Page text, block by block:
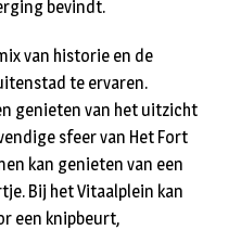
bevindt.
van historie en de
te ervaren.
genieten van het uitzicht
sfeer van Het Fort
kan genieten van een
Bij het Vitaalplein kan
een knipbeurt,